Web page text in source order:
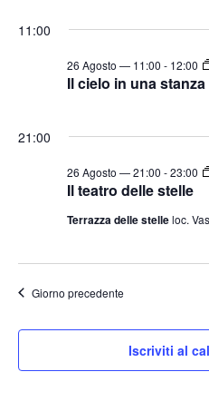
11:00
Il cielo in una
26 Agosto — 11:00 - 12:00
21:00
Il teatro delle stelle
26 Agosto — 21:00 -23:00
Terrazza delle stelleloc.
Giorno precedente
Iscriviti al